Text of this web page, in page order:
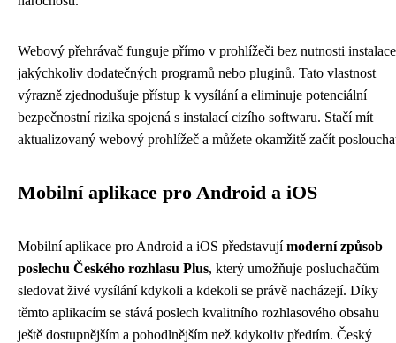
Webový přehrávač funguje přímo v prohlížeči bez nutnosti instalace
jakýchkoliv dodatečných programů nebo pluginů. Tato vlastnost
výrazně zjednodušuje přístup k vysílání a eliminuje potenciální
bezpečnostní rizika spojená s instalací cizího softwaru. Stačí mít
aktualizovaný webový prohlížeč a můžete okamžitě začít
Mobilní aplikace pro Android a iOS
Mobilní aplikace pro Android a iOS představujímoderní způsob
poslechu Českého rozhlasu Plus, který umožňuje posluchačům
sledovat živé vysílání kdykoli a kdekoli se právě nacházejí. Díky
těmto aplikacím se stává poslech kvalitního rozhlasového obsahu
ještě dostupnějším a pohodlnějším než kdykoliv předtím. Český